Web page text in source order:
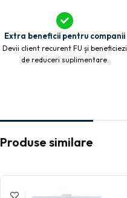
Extra beneficii pentru companii
Devii client recurent FU și beneficiezi
de reduceri suplimentare.
Produse similare